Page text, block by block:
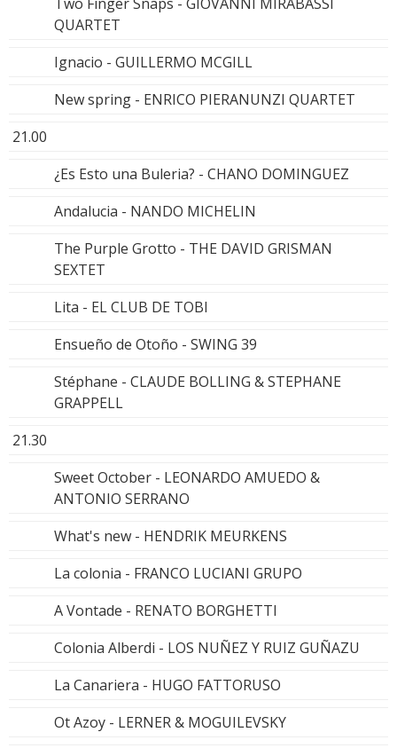
QUARTET
Ignacio - GUILLERMO MCGILL
New spring - ENRICO PIERANUNZI QUARTET
21.00
¿Es Esto una Buleria? - CHANO DOMINGUEZ
Andalucia - NANDO MICHELIN
The Purple Grotto - THE DAVID GRISMAN
SEXTET
Lita - EL CLUB DE TOBI
Ensueño de Otoño - SWING 39
Stéphane - CLAUDE BOLLING & STEPHANE
GRAPPELL
21.30
Sweet October - LEONARDO AMUEDO &
ANTONIO SERRANO
What's new - HENDRIK MEURKENS
La colonia - FRANCO LUCIANI GRUPO
A Vontade - RENATO BORGHETTI
Colonia Alberdi - LOS NUÑEZ Y RUIZ GUÑAZU
La Canariera - HUGO FATTORUSO
Ot Azoy - LERNER & MOGUILEVSKY